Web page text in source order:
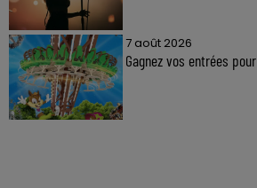
7 août 2026
Gagnez vos entrées